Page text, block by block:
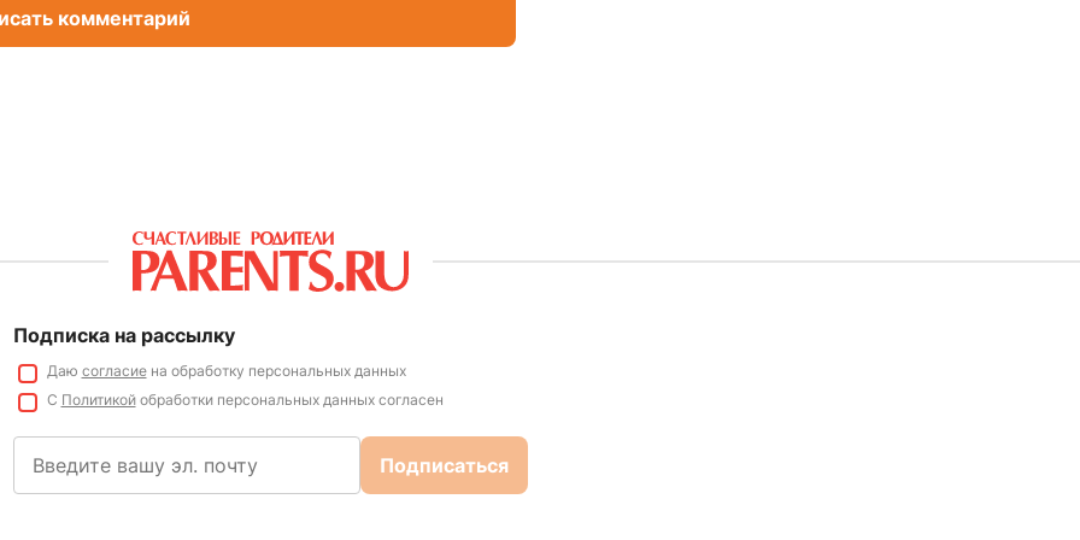
комментарий
Подписка на рассылку
Даю согласиена обработку персональных данных
С Политикойобработки персональных данных согласен
Подписаться